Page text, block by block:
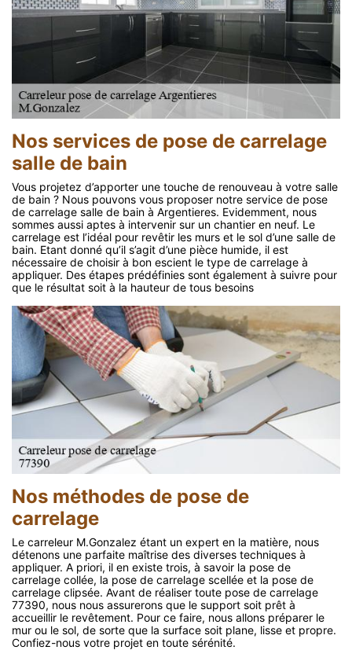
Nos services de pose de carrelage
salle de bain
Vous projetez d’apporter une touche de renouveau à votre salle
de bain ? Nous pouvons vous proposer notre service de pose
de carrelage salle de bain à Argentieres. Evidemment, nous
sommes aussi aptes à intervenir sur un chantier en neuf. Le
carrelage est l’idéal pour revêtir les murs et le sol d’une salle de
bain. Etant donné qu’il s’agit d’une pièce humide, il est
nécessaire de choisir à bon escient le type de carrelage à
appliquer. Des étapes prédéfinies sont également à suivre pour
que le résultat soit à la hauteur de tous besoins
Nos méthodes de pose de
carrelage
Le carreleur M.Gonzalez étant un expert en la matière, nous
détenons une parfaite maîtrise des diverses techniques à
appliquer. A priori, il en existe trois, à savoir la pose de
carrelage collée, la pose de carrelage scellée et la pose de
carrelage clipsée. Avant de réaliser toute pose de carrelage
77390, nous nous assurerons que le support soit prêt à
accueillir le revêtement. Pour ce faire, nous allons préparer le
mur ou le sol, de sorte que la surface soit plane, lisse et propre.
Confiez-nous votre projet en toute sérénité.